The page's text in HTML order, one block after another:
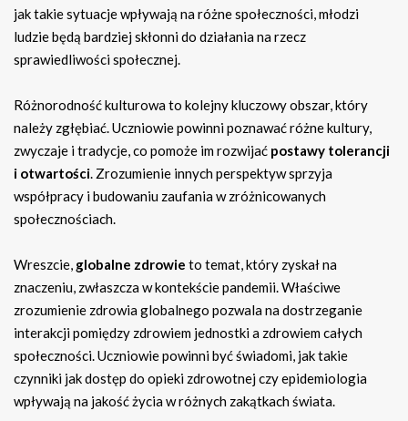
jak takie sytuacje wpływają na różne społeczności, młodzi
ludzie będą bardziej skłonni do działania na rzecz
sprawiedliwości społecznej.
Różnorodność kulturowa to kolejny kluczowy obszar, który
należy zgłębiać. Uczniowie powinni poznawać różne kultury,
zwyczaje i tradycje, co pomoże im rozwijać postawy tolerancji
i otwartości. Zrozumienie innych perspektyw sprzyja
współpracy i budowaniu zaufania w zróżnicowanych
społecznościach.
Wreszcie, globalne zdrowie to temat, który zyskał na
znaczeniu, zwłaszcza w kontekście pandemii. Właściwe
zrozumienie zdrowia globalnego pozwala na dostrzeganie
interakcji pomiędzy zdrowiem jednostki a zdrowiem całych
społeczności. Uczniowie powinni być świadomi, jak takie
czynniki jak dostęp do opieki zdrowotnej czy epidemiologia
wpływają na jakość życia w różnych zakątkach świata.